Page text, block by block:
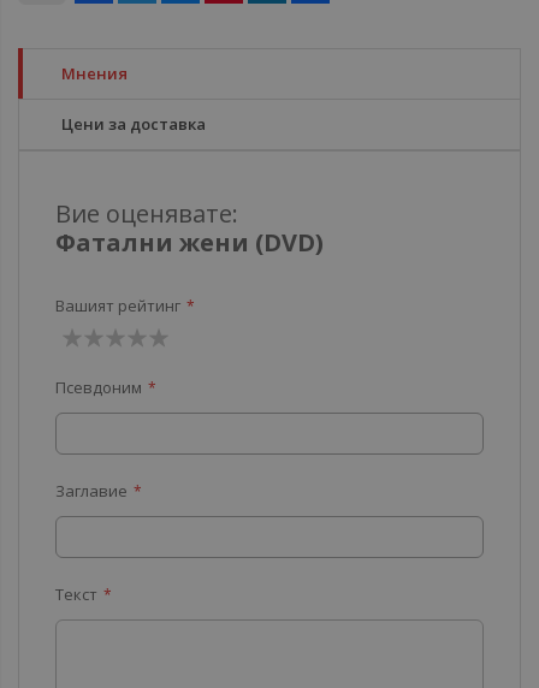
Мнения
Цени за доставка
Вие оценявате:
Фатални жени (DVD)
Вашият рейтинг
звезда
звезди
звезди
звезди
звезди
Псевдоним
Заглавие
Текст